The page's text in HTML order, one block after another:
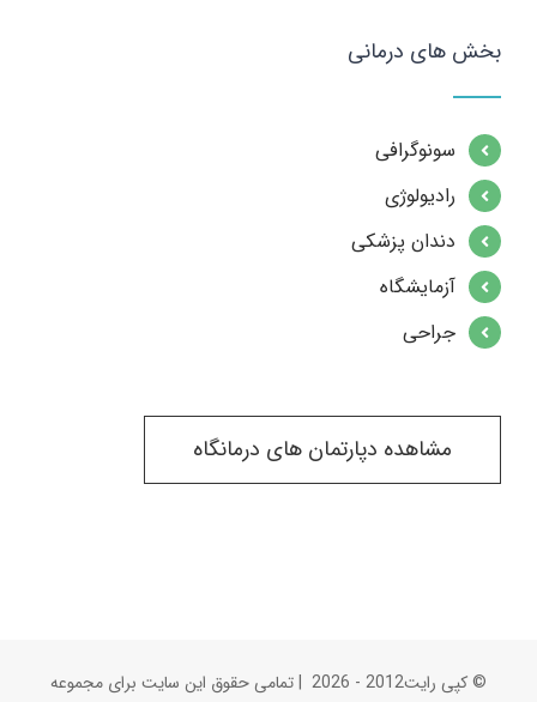
بخش های درمانی
سونوگرافی
رادیولوژی
دندان پزشکی
آزمایشگاه
جراحی
مشاهده دپارتمان های درمانگاه
© کپی رایت2012 - 2026 | تمامی حقوق این سایت برای مجموعه